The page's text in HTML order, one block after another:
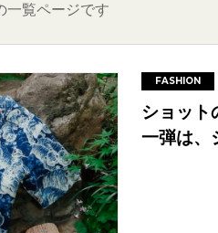
一覧ページです
ショッ
一弾は、
FASHION